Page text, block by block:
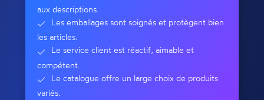
aux descriptions.
Les emballages sont soignés et protègent bien
les articles.
Le service client est réactif, aimable et
compétent.
Le catalogue offre un large choix de produits
variés.